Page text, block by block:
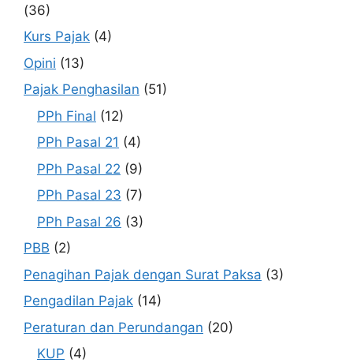
(36)
Kurs Pajak (4)
Opini (13)
Pajak Penghasilan (51)
PPh Final (12)
PPh Pasal 21 (4)
PPh Pasal 22 (9)
PPh Pasal 23 (7)
PPh Pasal 26 (3)
PBB (2)
Penagihan Pajak dengan Surat Paksa (3)
Pengadilan Pajak (14)
Peraturan dan Perundangan (20)
KUP (4)